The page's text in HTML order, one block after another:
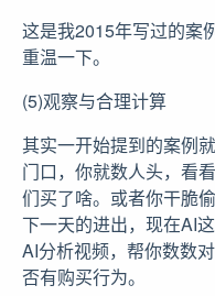
这是我2015年写过的案
重温一下。
(5)观察与合理计算
其实一开始提到的案例
门口，你就数人头，看
们买了啥。或者你干脆
下一天的进出，现在AI
AI分析视频，帮你数数
否有购买行为。